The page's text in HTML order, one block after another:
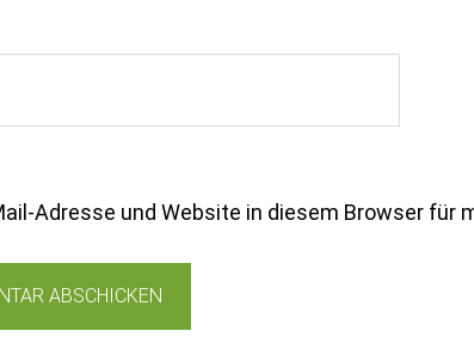
Adresse und Website in diesem Browser für